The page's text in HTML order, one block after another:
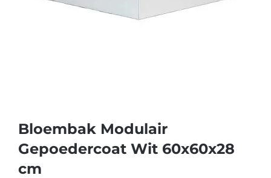
Bloembak Modulair
Gepoedercoat Wit 60x60x28
cm